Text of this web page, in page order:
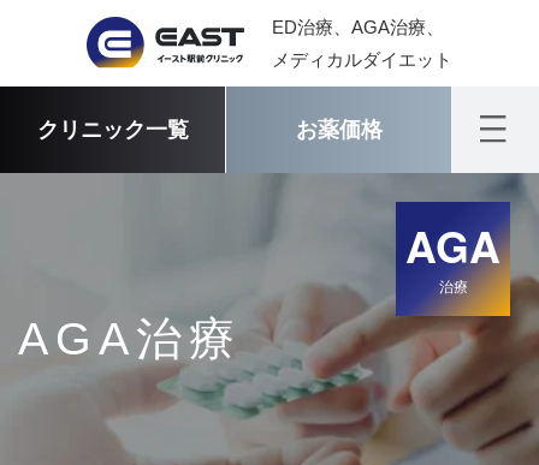
ED治療、AGA治療、
メディカルダイエット
クリニック一覧 お薬価格
AGA
治療
AGA治療